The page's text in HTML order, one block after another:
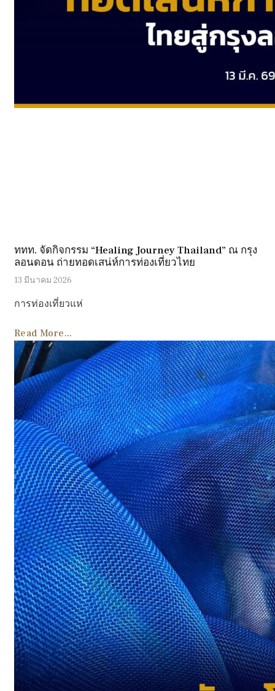
ททท. จัดกิจกรรม “Healing Journey Thailand” ณ กรุง
ลอนดอน ถ่ายทอดเสน่ห์การท่องเที่ยวไทย
13 มีนาคม 2026
การท่องเที่ยวแห่
Read More...